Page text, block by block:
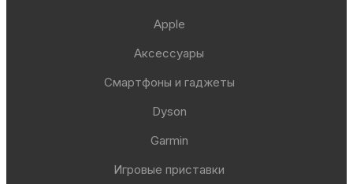
Apple
Аксессуары
Смартфоны и гаджеты
Dyson
Garmin
Игровые приставки